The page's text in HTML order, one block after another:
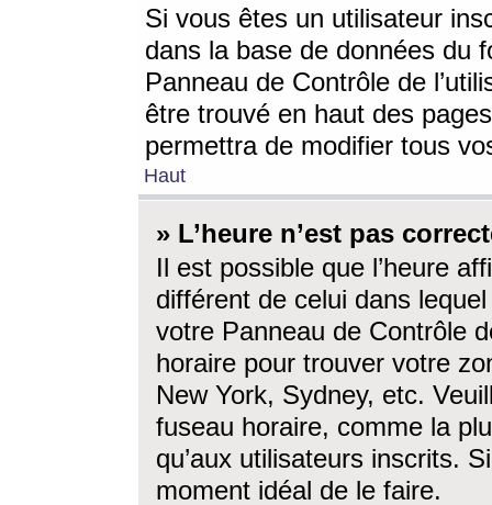
Si vous êtes un utilisateur
dans la base de données du
Panneau de Contrôle de
être trouvé en haut des
permettra de modifier tous
Haut
» L’heure n’est pas
Il est possible que l’heure
différent de celui dans
votre Panneau de Contrôle
horaire pour trouver votre
New York, Sydney, etc.
fuseau horaire, comme la
qu’aux utilisateurs inscrits.
moment idéal de le faire.